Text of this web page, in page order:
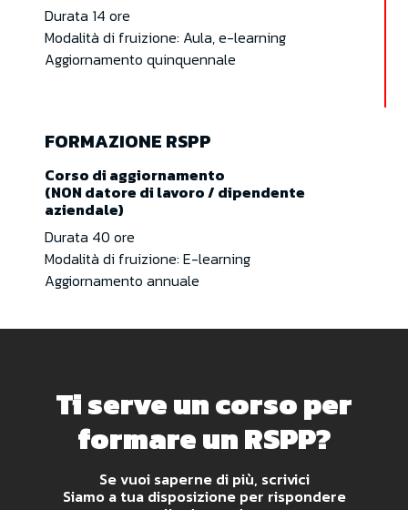
Durata 14 ore
Modalità di fruizione: Aula, e-learning
Aggiornamento quinquennale
FORMAZIONE RSPP
Corso di aggiornamento
(NON datore di lavoro / dipendente
aziendale)
Durata 40 ore
Modalità di fruizione: E-learning
Aggiornamento annuale
Ti serve un corso per
formare un RSPP?
Se vuoi saperne di più, scrivici
Siamo a tua disposizione per rispondere